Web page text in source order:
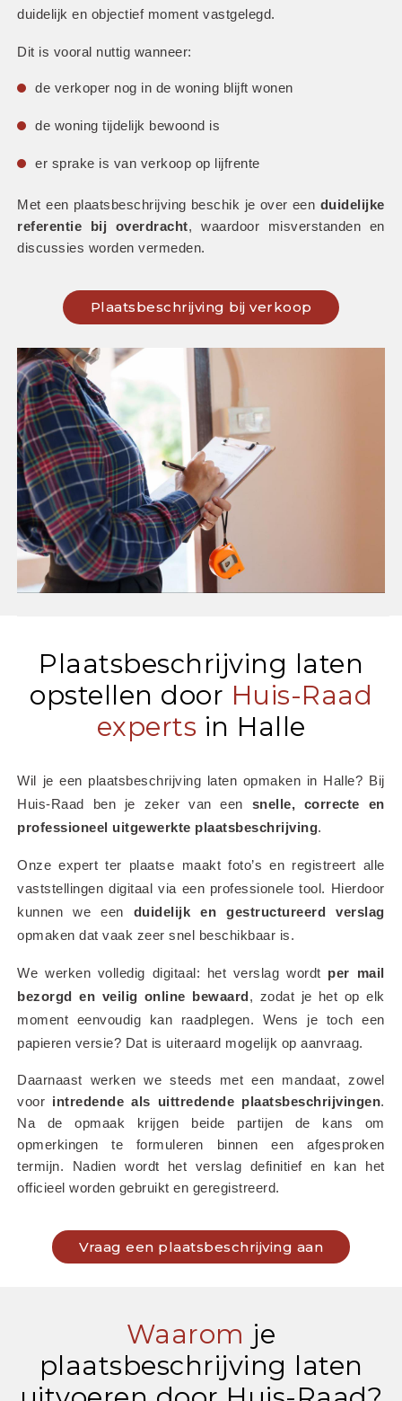
duidelijk en objectief moment vastgelegd.
Dit is vooral nuttig wanneer:
de verkoper nog in de woning blijft wonen
de woning tijdelijk bewoond is
er sprake is van verkoop op lijfrente
Met een plaatsbeschrijving beschik je over een duidelijke
referentie bij overdracht, waardoor misverstanden en
discussies worden vermeden.
Plaatsbeschrijving bij verkoop
Plaatsbeschrijving laten
opstellen door Huis-Raad
experts in Halle
Wil je een plaatsbeschrijving laten opmaken in Halle? Bij
Huis-Raad ben je zeker van een snelle, correcte en
professioneel uitgewerkte plaatsbeschrijving.
Onze expert ter plaatse maakt foto’s en registreert alle
vaststellingen digitaal via een professionele tool. Hierdoor
kunnen we een duidelijk en gestructureerd verslag
opmaken dat vaak zeer snel beschikbaar is.
We werken volledig digitaal: het verslag wordt per mail
bezorgd en veilig online bewaard , zodat je het op elk
moment eenvoudig kan raadplegen. Wens je toch een
papieren versie? Dat is uiteraard mogelijk op aanvraag.
Daarnaast werken we steeds met een mandaat, zowel
voor intredende als uittredende plaatsbeschrijvingen.
Na de opmaak krijgen beide partijen de kans om
opmerkingen te formuleren binnen een afgesproken
termijn. Nadien wordt het verslag definitief en kan het
officieel worden gebruikt en geregistreerd.
Vraag een plaatsbeschrijving aan
Waarom je
plaatsbeschrijving laten